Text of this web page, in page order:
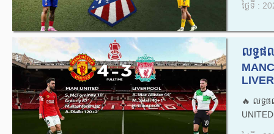
ថ្ងៃទី :
លទ្ធផ
🔥លទ្ធ